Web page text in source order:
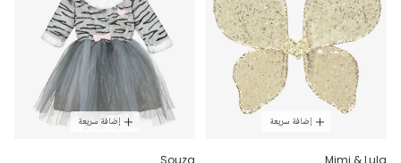
إضافة سريعة
Mimi & Lula
إضافة سريعة
Souza